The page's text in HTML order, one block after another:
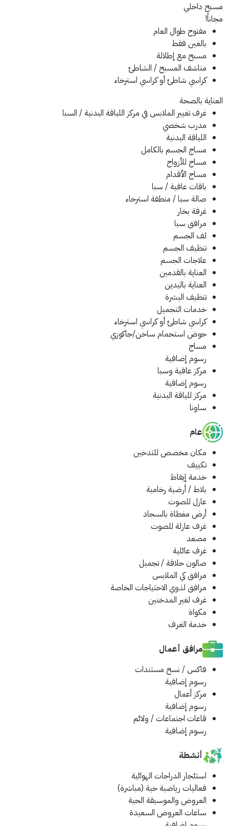
مسبح داخلي
مجاناً!
مفتوح طوال العام
بالغين فقط
مسبح مع إطلالة
مناشف المسبح / الشاطئ
كراسي شاطئ أو كراسي استرخاء
العناية بالصحة
غرف تغيير الملابس في مركز اللياقة البدنية / السبا
مدرب شخصي
اللياقة البدنية
مساج الجسم بالكامل
مساج للأزواج
مساج الأقدام
باقات عافية / سبا
صالة سبا / منطقة استرخاء
غرفة بخار
مرافق سبا
لف الجسم
تنظيف الجسم
علاجات الجسم
العناية بالقدمين
العناية باليدين
تنظيف البشرة
خدمات التجميل
كراسي شاطئ أو كراسي استرخاء
حوض استحمام ساخن/جاكوزي
مساج
رسوم إضافية
مركز عافية وسبا
رسوم إضافية
مركز للياقة البدنية
ساونا
عام
مكان مخصص للتدخين
تكييف
خدمة إيقاظ
بلاط / أرضية رخامية
عازل للصوت
أرض مغطاة بالسجاد
غرف عازلة للصوت
مصعد
غرف عائلية
صالون حلاقة / تجميل
مرافق كي الملابس
مرافق لذوي الاحتياجات الخاصة
غرف لغير المدخنين
مكواة
خدمة الغرف
مرافق أعمال
فاكس / نسخ مستندات
رسوم إضافية
مركز أعمال
رسوم إضافية
قاعات اجتماعات / ولائم
رسوم إضافية
أنشطة
استئجار الدراجات الهوائية
فعاليات رياضية حية (مباشرة)
العروض والموسيقة الحية
ساعات العروض السعيدة